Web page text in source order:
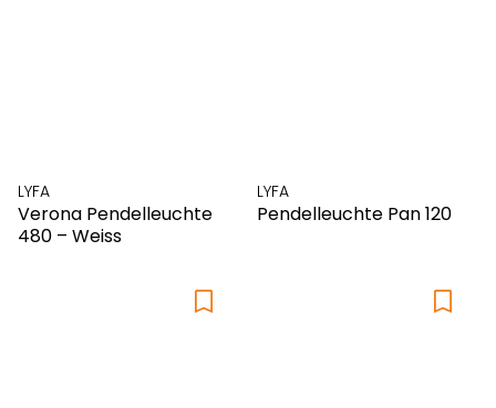
LYFA
Verona Pendelleuchte
480 – Weiss
LYFA
Pendelleuchte Pan 120